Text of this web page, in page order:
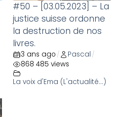
#50 – [03.05.2023] – La
justice suisse ordonne
la destruction de nos
livres.
3 ans ago / Pascal /
868 485 views
La voix d'Ema (L'actualité...)